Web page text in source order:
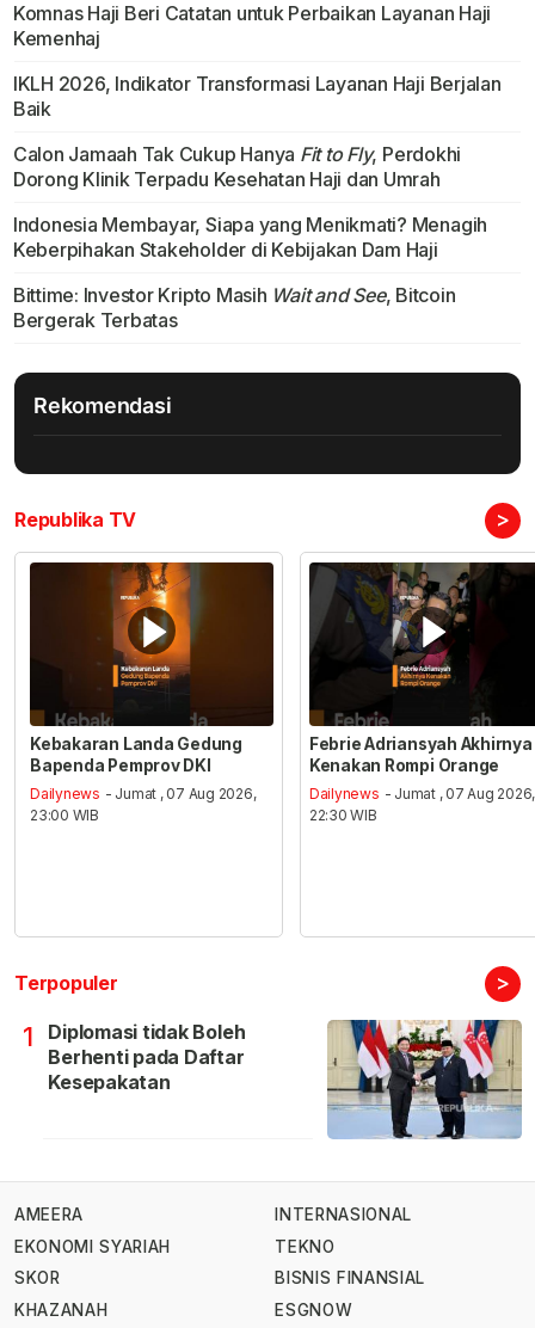
Komnas Haji Beri Catatan untuk Perbaikan Layanan Haji
Kemenhaj
IKLH 2026, Indikator Transformasi Layanan Haji Berjalan
Baik
Calon Jamaah Tak Cukup Hanya Fit to Fly, Perdokhi
Dorong Klinik Terpadu Kesehatan Haji dan Umrah
Indonesia Membayar, Siapa yang Menikmati? Menagih
Keberpihakan Stakeholder di Kebijakan Dam Haji
Bittime: Investor Kripto Masih Wait and See, Bitcoin
Bergerak Terbatas
Rekomendasi
Republika TV >
Kebakaran Landa Gedung
Bapenda Pemprov DKI
Dailynews - Jumat , 07 Aug 2026,
23:00 WIB
Febrie Adriansyah Akhirnya
Kenakan Rompi Orange
Dailynews - Jumat , 07 Aug 2026,
22:30 WIB
Terpopuler >
1
Diplomasi tidak Boleh
Berhenti pada Daftar
Kesepakatan
AMEERA
EKONOMI SYARIAH
SKOR
KHAZANAH
INTERNASIONAL
TEKNO
BISNIS FINANSIAL
ESGNOW